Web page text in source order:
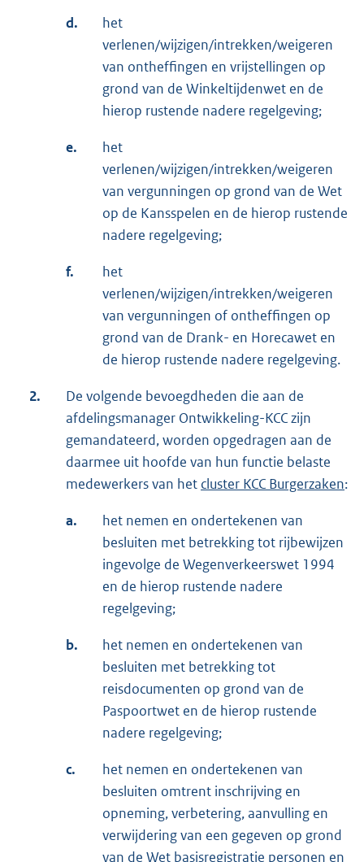
d.
het
verlenen/wijzigen/intrekken/weigeren
van ontheffingen en vrijstellingen op
grond van de Winkeltijdenwet en de
hierop rustende nadere regelgeving;
e.
het
verlenen/wijzigen/intrekken/weigeren
van vergunningen op grond van de Wet
op de Kansspelen en de hierop rustende
nadere regelgeving;
f.
het
verlenen/wijzigen/intrekken/weigeren
van vergunningen of ontheffingen op
grond van de Drank- en Horecawet en
de hierop rustende nadere regelgeving.
2.
De volgende bevoegdheden die aan de
afdelingsmanager Ontwikkeling-KCC zijn
gemandateerd, worden opgedragen aan de
daarmee uit hoofde van hun functie belaste
medewerkers van het cluster KCC Burgerzaken:
a.
het nemen en ondertekenen van
besluiten met betrekking tot rijbewijzen
ingevolge de Wegenverkeerswet 1994
en de hierop rustende nadere
regelgeving;
b.
het nemen en ondertekenen van
besluiten met betrekking tot
reisdocumenten op grond van de
Paspoortwet en de hierop rustende
nadere regelgeving;
c.
het nemen en ondertekenen van
besluiten omtrent inschrijving en
opneming, verbetering, aanvulling en
verwijdering van een gegeven op grond
van de Wet basisregistratie personen en